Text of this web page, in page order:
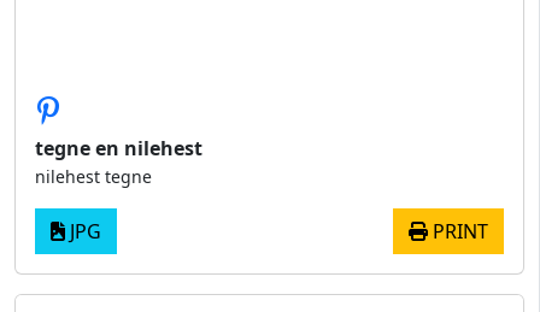
tegne en nilehest
nilehest tegne
JPG PRINT